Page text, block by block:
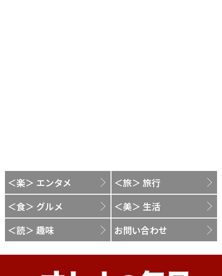
＜楽＞ エンタメ
＜旅＞ 旅行
＜食＞ グルメ
＜美＞ 生活
＜読＞ 趣味
お問い合わせ